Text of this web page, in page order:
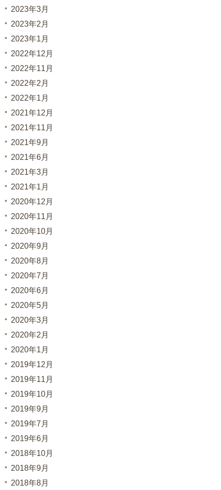
2023年3月
2023年2月
2023年1月
2022年12月
2022年11月
2022年2月
2022年1月
2021年12月
2021年11月
2021年9月
2021年6月
2021年3月
2021年1月
2020年12月
2020年11月
2020年10月
2020年9月
2020年8月
2020年7月
2020年6月
2020年5月
2020年3月
2020年2月
2020年1月
2019年12月
2019年11月
2019年10月
2019年9月
2019年7月
2019年6月
2018年10月
2018年9月
2018年8月